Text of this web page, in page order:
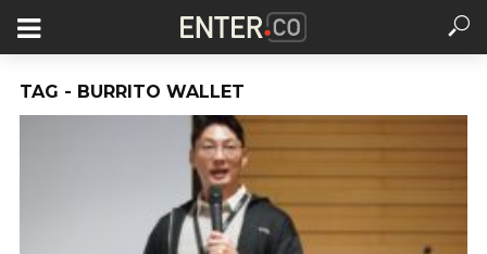
TAG - BURRITO WALLET